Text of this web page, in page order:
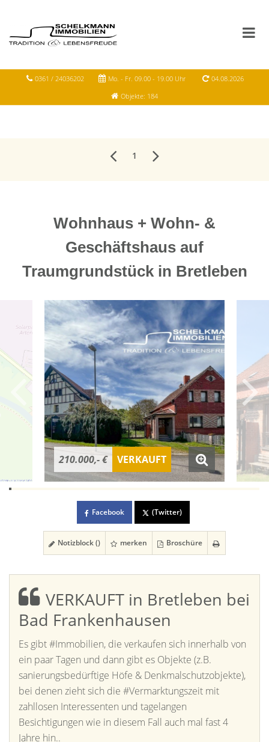
0361 / 24036202 Mo. - Fr. 09.00 - 19.00 Uhr
04.08.2026
Objekte: 184
1
Wohnhaus + Wohn- &
Geschäftshaus auf
Traumgrundstück in Bretleben
210.000,- € VERKAUFT
Facebook (Twitter)
Notizblock () merken Broschüre
VERKAUFT in Bretleben bei
Bad Frankenhausen
Es gibt #Immobilien, die verkaufen sich innerhalb von
ein paar Tagen und dann gibt es Objekte (z.B.
sanierungsbedürftige Höfe & Denkmalschutzobjekte),
bei denen zieht sich die #Vermarktungszeit mit
zahllosen Interessenten und tagelangen
Besichtigungen wie in diesem Fall auch mal fast 4
Jahre hin..